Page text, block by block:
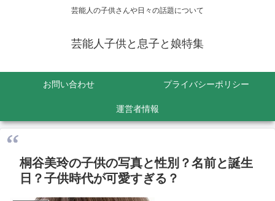
芸能人の子供さんや日々の話題について
芸能人子供と息子と娘特集
お問い合わせ プライバシーポリシー
運営者情報
桐谷美玲の子供の写真と性別？名前と誕生
日？子供時代が可愛すぎる？